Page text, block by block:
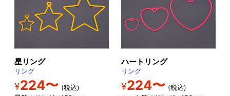
星リング
リング
¥224〜 (税込)
ハートリング
リング
¥224〜 (税込)